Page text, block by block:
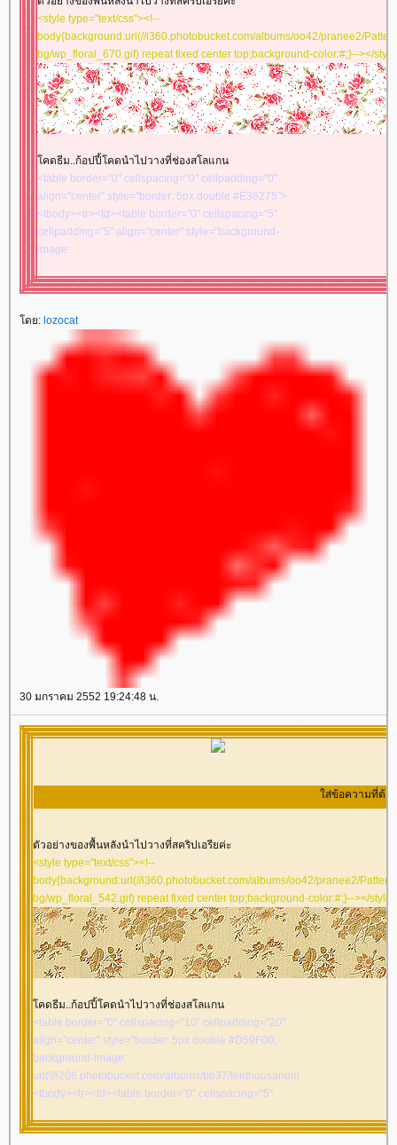
src="//i2.tinypic.com/syqonm.gif" border="0" ></td></tr>
<tr><td align="center" valign="middle"><br/><img
src="//mm-
space.com/sozai/valentine/image/va_stp2.gif"
border="0" ></td></tr><tr><td align="center"
valign="middle"><table border="0" cellspacing="0"
cellpadding="0" width="100%" align="center"><tbody>
style="background-image:
url('//i394.photobucket.com/albums/pp24/kammoon3/table7/lace02-
nt1.gif'); height: 10px"></td></tr><tr><td align="center"
valign="middle" style="background-color: #EEDEAD">
<table border="0" cellspacing="0" cellpadding="1"
width="100%" align="center"><tbody><tr><td
#ffffff"><marquee>ส่ข้อความที่ต้องการให้วิ่งๆๆ
align="center" valign="middle" style="background-
url('//i394.photobucket.com/albums/pp24/kammoon3/table7/lace02-
nt2.gif'); height: 10px"></td></tr></tbody></table></td>
<table border="0" cellspacing="0" cellpadding="0"
width="100%" align="center"><tbody><tr><td
width="100%" align="center"><tbody><tr><td
align="center" valign="middle">
</td></tr></tbody>
</td></tr></tbody>
</td></tr></tbody>
</td></tr></tbody>
</td></tr></tbody>
</td></tr></tbody>
<style type="text/css"><!--
body{background:url(//i360.photobucket.com/albums/oo42/pranee2/
bg/wp_floral_670.gif) repeat fixed center top;background-color:#;}--></
คดธีม..ก้อปปี้โคดนำไปวางที่ช่องสโลแกน
<table border="0" cellspacing="0" cellpadding="0"
align="center" style="border: 5px double #E36275">
<tbody><tr><td><table border="0" cellspacing="5"
cellpadding="5" align="center" style="background-
image:
<tbody><tr><td><table border="0" cellspacing="10"
double #E36275; background-image:
url('//i206.photobucket.com/albums/bb37/tenthousandmiles/rb/rb05.gif')">
<tbody><tr><td><table border="0" cellspacing="0"
cellpadding="0" align="center" style="border: 5px
double #E36275"><tbody><tr><td><table border="0"
cellspacing="5" cellpadding="5" width="700"
align="center" style="background-image:
cellpadding="5" width="100%" align="center"><tbody>
<tr><td align="center" valign="middle"><img
src="//i2.tinypic.com/t9t6pj.gif" border="0" "><br/><img
src="//mm-
space.com/sozai/valentine/image/va_happy4.gif"
border="0" "></td></tr><tr><td align="center"
valign="middle"><table border="0" cellspacing="0"
cellpadding="0" width="100%" align="center"><tbody>
<tr><td align="center" valign="middle"
style="background-image:
url('//i394.photobucket.com/albums/pp24/kammoon3/table7/lace01-
align="center" valign="middle" style="background-
color: #FFD5D5"><table border="0" cellspacing="0"
</td></tr></tbody></table></td></tr><tr><td
image:
url('//i394.photobucket.com/albums/pp24/kammoon3/table7/lace01-
pk2.gif'); height: 10px"></td></tr</tbody></table></td>
</tr></tbody></table>
<table border="0" cellspacing="0" cellpadding="0"
width="100%" align="center"><tbody><tr><td
align="center" valign="middle">
<table border="0" cellspacing="0" cellpadding="0"
align="center" valign="middle">
</td></tr></tbody>
</td></tr></tbody>
</td></tr></tbody>
</td></tr></tbody>
</td></tr></tbody>
</td></tr></tbody>
ดย: lozocat
30 มกราคม 2552 19:24:48 น.
ส่ข้อความที่ต้องการให้วิ่งๆๆ
ตัวอย่างของพื้นหลังนำไปวางที่สคริปเอรียค่ะ
<style type="text/css"><!--
body{background:url(//i360.photobucket.com/albums/oo42/pranee2/
bg/wp_floral_542.gif) repeat fixed center top;background-color:#;}--></style>
คดธีม..ก้อปปี้โคดนำไปวางที่ช่องสโลแกน
<table border="0" cellspacing="10" cellpadding="20"
align="center" style="border: 5px double #D59F00;
background-image:
url('//i206.photobucket.com/albums/bb37/tenthousandmiles/rb/rb22.gif')">
<tbody><tr><td><table border="0" cellspacing="5"
double #D59F00; background-image: